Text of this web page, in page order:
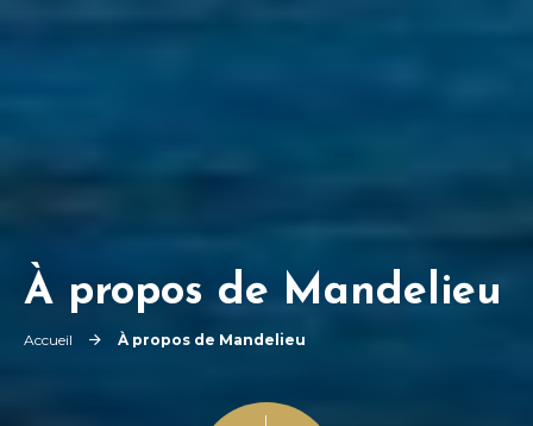
À propos de Mandelieu
Accueil À propos de Mandelieu